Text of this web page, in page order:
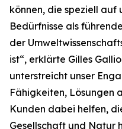
können, die speziell auf
Bedürfnisse als
der
ist“, erklärte Gilles
unterstreicht unser
Fähigkeiten, Lösungen
Kunden dabei helfen,
Gesellschaft und Natur